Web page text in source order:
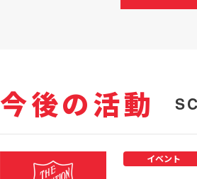
今後の活動
イベント